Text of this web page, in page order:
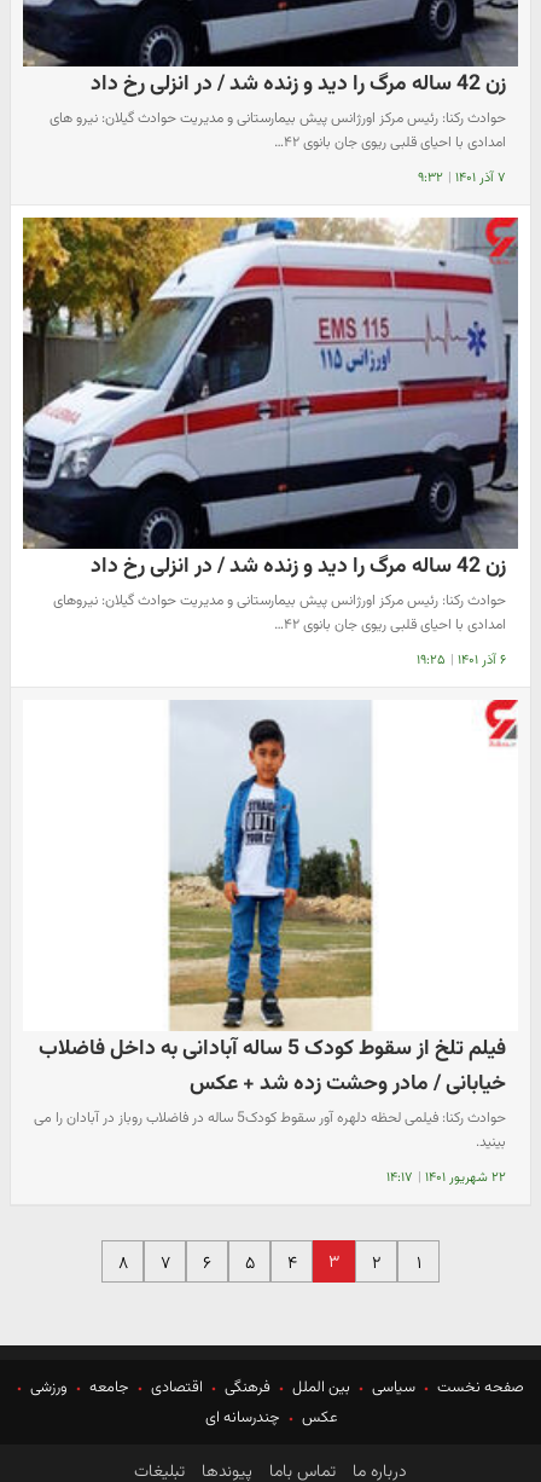
زن 42 ساله مرگ را دید و زنده شد / در انزلی رخ داد
حوادث رکنا: رئیس مرکز اورژانس پیش بیمارستانی و مدیریت حوادث گیلان: نیرو های
امدادی با احیای قلبی ریوی جان بانوی ۴۲…
۷ آذر ۱۴۰۱ | ۹:۳۲
زن 42 ساله مرگ را دید و زنده شد / در انزلی رخ داد
حوادث رکنا: رئیس مرکز اورژانس پیش بیمارستانی و مدیریت حوادث گیلان: نیروهای
امدادی با احیای قلبی ریوی جان بانوی ۴۲…
۶ آذر ۱۴۰۱ | ۱۹:۲۵
فیلم تلخ از سقوط کودک 5 ساله آبادانی به داخل فاضلاب
خیابانی / مادر وحشت زده شد + عکس
حوادث رکنا: فیلمی لحظه دلهره آور سقوط کودک5 ساله در فاضلاب روباز در آبادان را می
بینید.
۲۲ شهریور ۱۴۰۱ | ۱۴:۱۷
۱ ۲ ۳ ۴ ۵ ۶ ۷ ۸
صفحه نخست سیاسی بین الملل فرهنگی اقتصادی جامعه
ورزشی
عکس
چندرسانه ای
درباره ما تماس باما پیوندها تبلیغات